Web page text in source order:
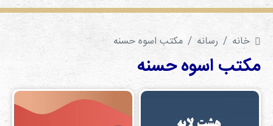
آموزشی
پژوهش
های
میان
رشته
خانه رسانه مکتب اسوه حسنه
مکتب اسوه حسنه